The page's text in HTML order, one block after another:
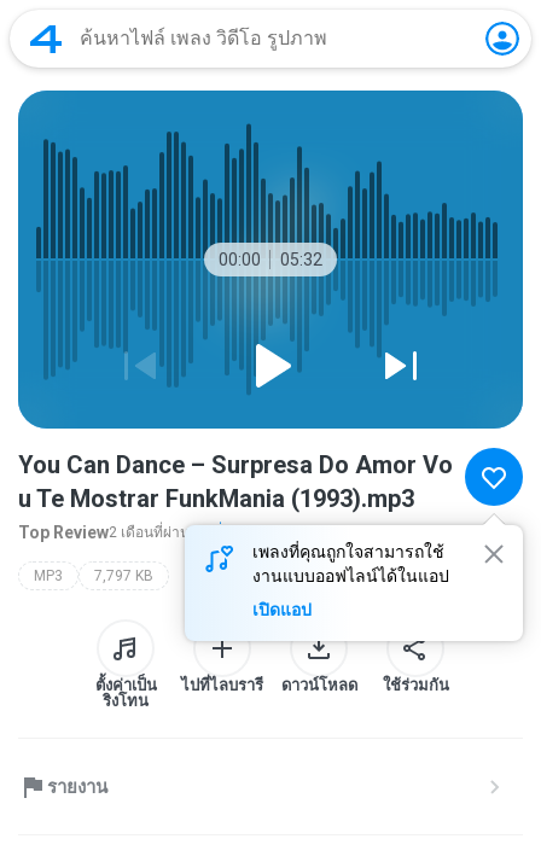
00:00 05:32
เพลงที่คุณถูกใจสามารถใช้
งานแบบออฟไลน์ได้ในแอป
เปิดแอป
You Can Dance – Surpresa Do Amor Vo
u Te Mostrar FunkMania (1993).mp3
Top Review2 เดือนที่ผ่านมา
MP3 7,797 KB
ตั้งค่าเป็น
ริงโทน
ไปที่ไลบรารี ดาวน์โหลด ใช้ร่วมกัน
รายงาน